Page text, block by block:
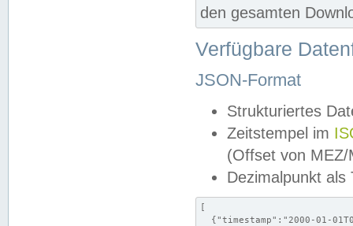
den gesamten
Verfügbare
JSON-Format
Strukturiertes
Zeitstempel im
(Offset von MEZ/
Dezimalpunkt als
[
{"timestamp":"2000-01-